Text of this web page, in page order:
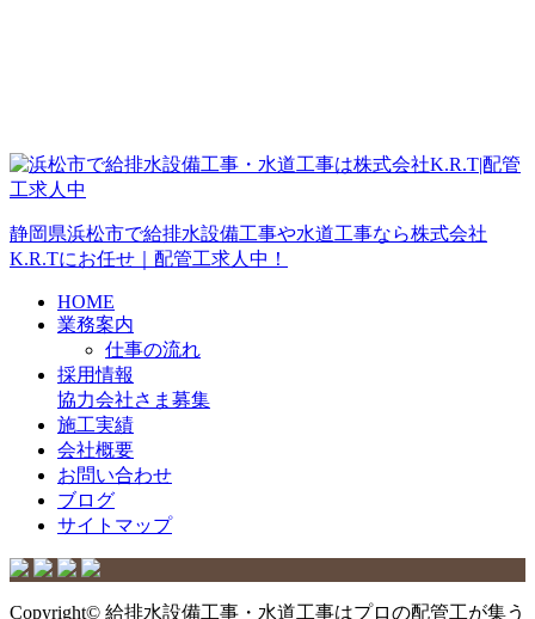
静岡県浜松市で給排水設備工事や水道工事なら株式会社
K.R.Tにお任せ｜配管工求人中！
HOME
業務案内
仕事の流れ
採用情報
協力会社さま募集
施工実績
会社概要
お問い合わせ
ブログ
サイトマップ
Copyright© 給排水設備工事・水道工事はプロの配管工が集う